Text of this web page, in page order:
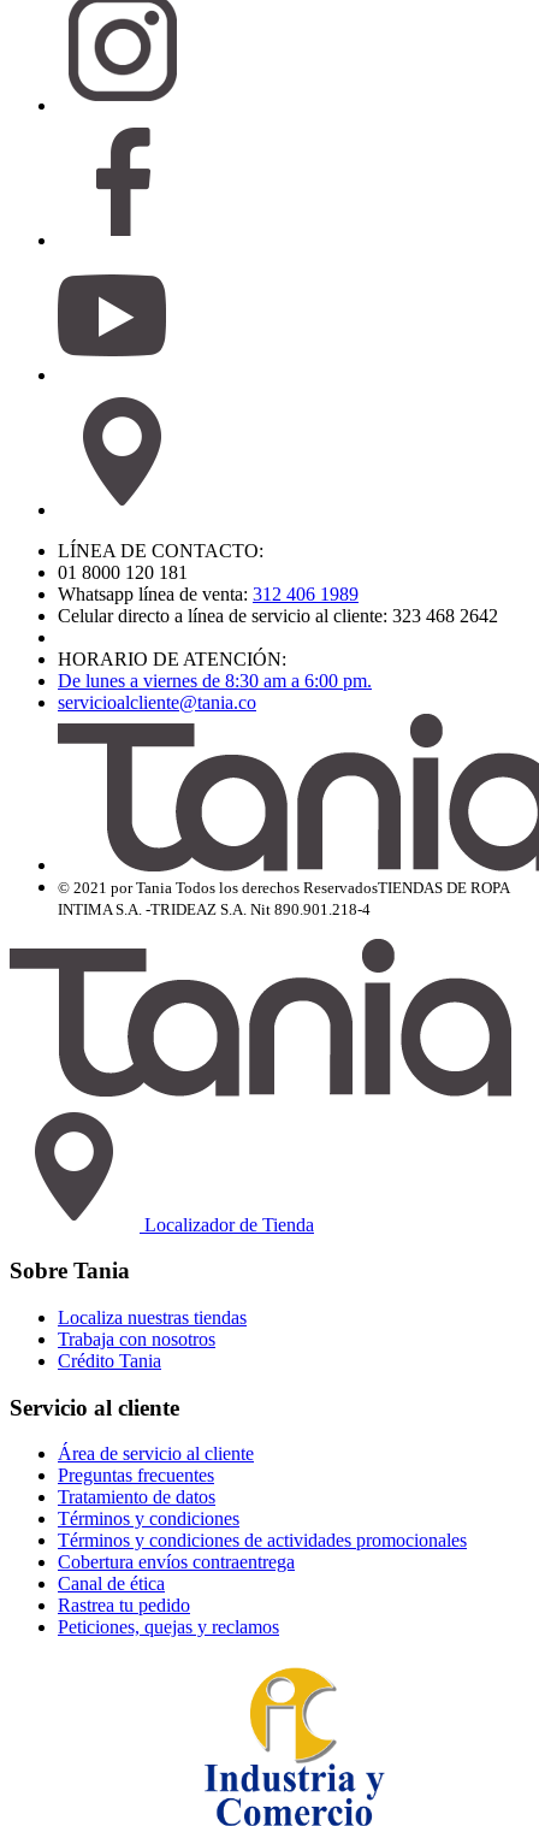
LÍNEA DE CONTACTO:
01 8000 120 181
Whatsapp línea de venta: 312 406 1989
Celular directo a línea de servicio al cliente: 323 468 2642
HORARIO DE ATENCIÓN:
De lunes a viernes de 8:30 am a 6:00 pm.
servicioalcliente@tania.co
© 2021 por Tania Todos los derechos ReservadosTIENDAS DE ROPA
INTIMA S.A. -TRIDEAZ S.A. Nit 890.901.218-4
Localizador de Tienda
Sobre Tania
Localiza nuestras tiendas
Trabaja con nosotros
Crédito Tania
Servicio al cliente
Área de servicio al cliente
Preguntas frecuentes
Tratamiento de datos
Términos y condiciones
Términos y condiciones de actividades promocionales
Cobertura envíos contraentrega
Canal de ética
Rastrea tu pedido
Peticiones, quejas y reclamos